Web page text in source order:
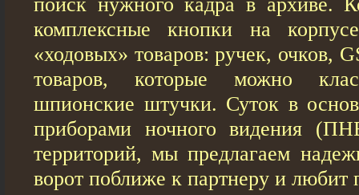
комплексные кнопки на
«ходовых» товаров: ручек, очков,
товаров, которые можно
шпионские штучки. Суток в
приборами ночного видения
территорий, мы предлагаем
ворот поближе к партнеру и любит